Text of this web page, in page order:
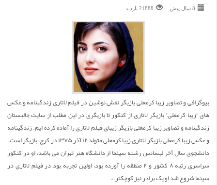
8 سال پیش
21888 بازديد
بیوگرافی و تصاویر زیبا کرمعلی بازیگر نقش نوشین در فیلم لاتاری زندگینامه و عکس
های “زیبا کرمعلی” بازیگر لاتاری از کنکور تا بازیگری در این مطلب از سایت جالبستان
زندگینامه و تصاویر زیبا کرمعلی بازیگر زیبای فیلم لاتاری را آماده کرده ایم. زندگینامه
و عکس زیبا کرمعلی بازیگر لاتاری زیبا کرمعلی متولد ۱۲ آذر ۱۳۷۵ در کرج، بازیگر است ،
دانشجوی سال آخر لیسانس رشته سینما از دانشگاه هنر تهران می باشد، او در کنکور
سراسری رتبه ۸ کشور و ۲ منطقه را آورده بود، اولین تجربه بود در فیلم لاتاری در
سینما شروع شد او یک برادر نیز کوچکتر…